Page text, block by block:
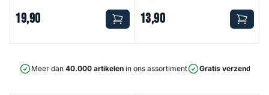
19,90 13,90
Meer dan 40.000 artikelen in ons assortiment Gratis verzending